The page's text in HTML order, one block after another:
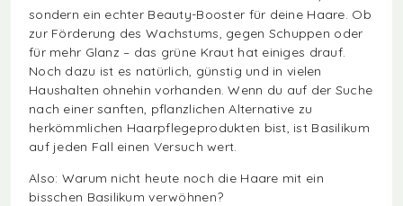
sondern ein echter Beauty-Booster für deine Haare. Ob
zur Förderung des Wachstums, gegen Schuppen oder
für mehr Glanz – das grüne Kraut hat einiges drauf.
Noch dazu ist es natürlich, günstig und in vielen
Haushalten ohnehin vorhanden. Wenn du auf der Suche
nach einer sanften, pflanzlichen Alternative zu
herkömmlichen Haarpflegeprodukten bist, ist Basilikum
auf jeden Fall einen Versuch wert.
Also: Warum nicht heute noch die Haare mit ein
bisschen Basilikum verwöhnen?